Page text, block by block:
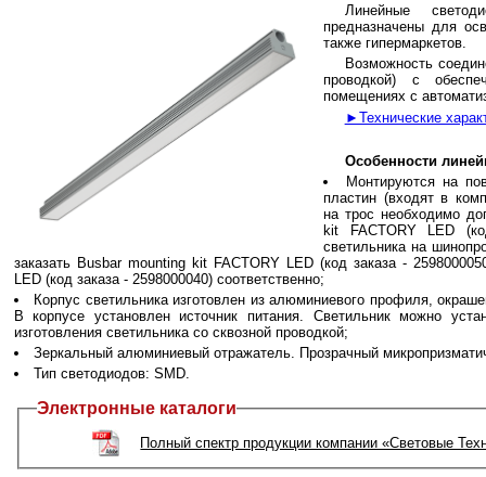
Линейные
предназначены для
также гипермаркетов.
Возможность
проводкой) с
помещениях с
►Технические
Особенности
Монтируются на
пластин (входят в
на трос необходимо
kit FACTORY LED
светильника на
заказать Busbar mounting kit FACTORY LED (код заказа -
LED (код заказа - 2598000040) соответственно;
Корпус светильника изготовлен из алюминиевого профиля,
В корпусе установлен источник питания. Светильник можно
изготовления светильника со сквозной проводкой;
Зеркальный алюминиевый отражатель. Прозрачный
Тип светодиодов: SMD.
Электронные каталоги
Полный спектр продукции компании «Световые